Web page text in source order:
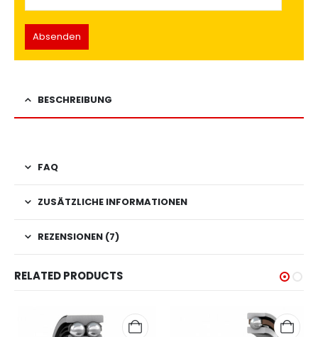
BESCHREIBUNG
FAQ
ZUSÄTZLICHE INFORMATIONEN
REZENSIONEN (7)
RELATED PRODUCTS